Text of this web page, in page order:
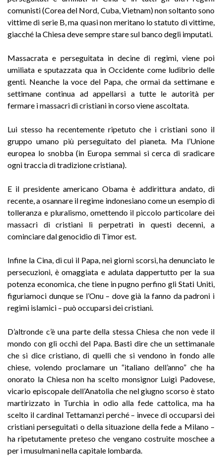
comunisti (Corea del Nord, Cuba, Vietnam) non soltanto sono
vittime di serie B, ma quasi non meritano lo statuto di vittime,
giacché la Chiesa deve sempre stare sul banco degli imputati.
Massacrata e perseguitata in decine di regimi, viene poi
umiliata e sputazzata qua in Occidente come ludibrio delle
genti. Neanche la voce del Papa, che ormai da settimane e
settimane continua ad appellarsi a tutte le autorità per
fermare i massacri di cristiani in corso viene ascoltata.
Lui stesso ha recentemente ripetuto che i cristiani sono il
gruppo umano più perseguitato del pianeta. Ma l’Unione
europea lo snobba (in Europa semmai si cerca di sradicare
ogni traccia di tradizione cristiana).
E il presidente americano Obama è addirittura andato, di
recente, a osannare il regime indonesiano come un esempio di
tolleranza e pluralismo, omettendo il piccolo particolare dei
massacri di cristiani lì perpetrati in questi decenni, a
cominciare dal genocidio di Timor est.
Infine la Cina, di cui il Papa, nei giorni scorsi, ha denunciato le
persecuzioni, è omaggiata e adulata dappertutto per la sua
potenza economica, che tiene in pugno perfino gli Stati Uniti,
figuriamoci dunque se l’Onu – dove già la fanno da padroni i
regimi islamici – può occuparsi dei cristiani.
D’altronde c’è una parte della stessa Chiesa che non vede il
mondo con gli occhi del Papa. Basti dire che un settimanale
che si dice cristiano, di quelli che si vendono in fondo alle
chiese, volendo proclamare un “italiano dell’anno” che ha
onorato la Chiesa non ha scelto monsignor Luigi Padovese,
vicario episcopale dell’Anatolia che nel giugno scorso è stato
martirizzato in Turchia in odio alla fede cattolica, ma ha
scelto il cardinal Tettamanzi perché – invece di occuparsi dei
cristiani perseguitati o della situazione della fede a Milano –
ha ripetutamente preteso che vengano costruite moschee a
per i musulmani nella capitale lombarda.